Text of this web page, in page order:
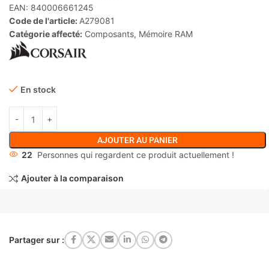
EAN: 840006661245
Code de l'article: A279081
Catégorie affecté: Composants, Mémoire RAM
En stock
AJOUTER AU PANIER
22 Personnes qui regardent ce produit actuellement !
Ajouter à la comparaison
Partager sur :